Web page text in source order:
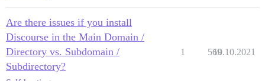
Are there issues if you install
Discourse in the Main Domain /
Directory vs. Subdomain /
Subdirectory?
1 569
10.10.2021